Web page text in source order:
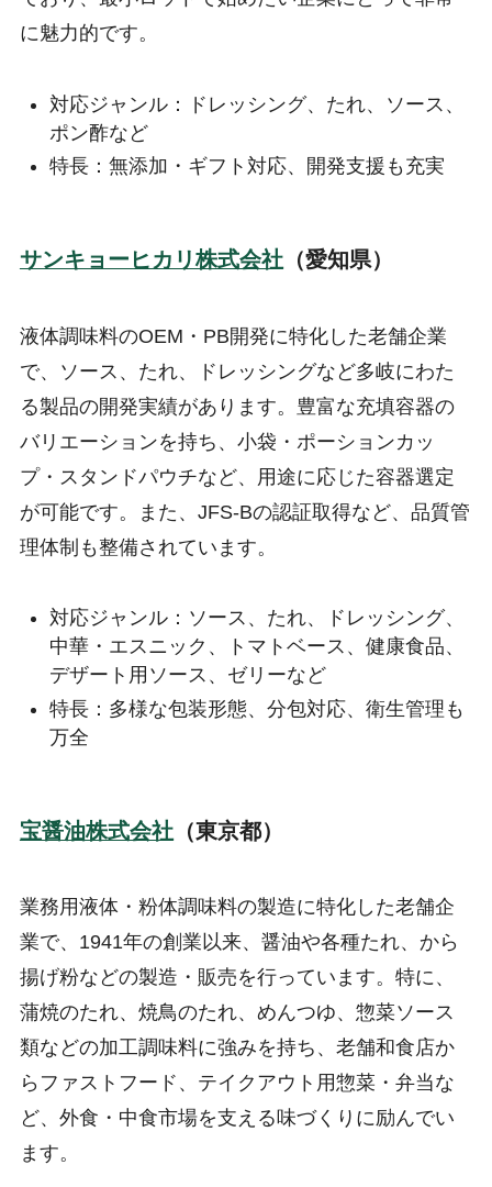
に魅力的です。
対応ジャンル：ドレッシング、たれ、ソース、
ポン酢など
特長：無添加・ギフト対応、開発支援も充実
サンキョーヒカリ株式会社（愛知県）
液体調味料のOEM・PB開発に特化した老舗企業
で、ソース、たれ、ドレッシングなど多岐にわた
る製品の開発実績があります。豊富な充填容器の
バリエーションを持ち、小袋・ポーションカッ
プ・スタンドパウチなど、用途に応じた容器選定
が可能です。また、JFS-Bの認証取得など、品質管
理体制も整備されています。
対応ジャンル：ソース、たれ、ドレッシング、
中華・エスニック、トマトベース、健康食品、
デザート用ソース、ゼリーなど
特長：多様な包装形態、分包対応、衛生管理も
万全
宝醤油株式会社（東京都）
業務用液体・粉体調味料の製造に特化した老舗企
業で、1941年の創業以来、醤油や各種たれ、から
揚げ粉などの製造・販売を行っています。特に、
蒲焼のたれ、焼鳥のたれ、めんつゆ、惣菜ソース
類などの加工調味料に強みを持ち、老舗和食店か
らファストフード、テイクアウト用惣菜・弁当な
ど、外食・中食市場を支える味づくりに励んでい
ます。